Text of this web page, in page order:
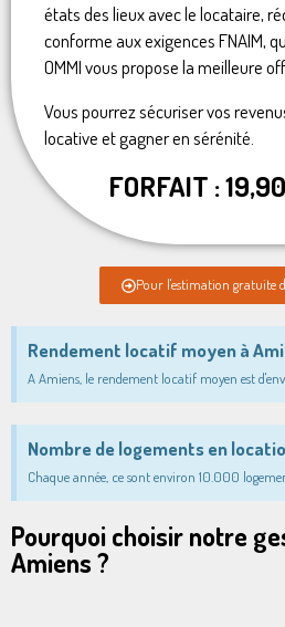
états des lieux avec le locataire,
conforme aux exigences FNAIM,
OMMI vous propose la meilleure
Vous pourrez sécuriser vos
locative et gagner en sérénité.
FORFAIT :
Pour l'estimation gratuite
Rendement locatif moyen à
A Amiens, le rendement locatif moyen est
Nombre de logements en
Chaque année, ce sont environ 10.000
Pourquoi choisir notre
Amiens ?